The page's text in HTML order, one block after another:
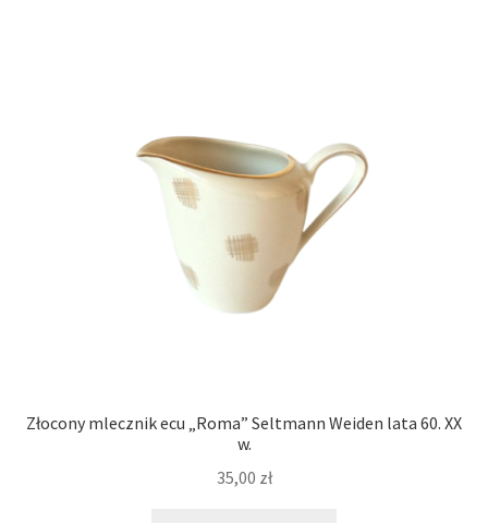
Złocony mlecznik ecu „Roma” Seltmann Weiden lata 60. XX
w.
35,00 zł